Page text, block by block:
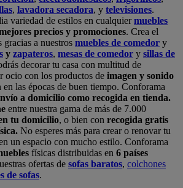
, lavadora secadora, y televisiones.
variedad de estilos en cualquiermuebles
precios y promociones. Crea el
gracias a nuestros muebles de comedor y
y zapateros, mesas de comedor y sillas de
decorar tu casa con multitud de
ocio con los productos de imagen y sonido
en las épocas de buen tiempo. Conforama
a domicilio como recogida en tienda.
entre nuestra gama de más de 7.000
tu domicilio, o bien con recogida gratis
No esperes más para crear o renovar tu
un espacio con mucho estilo. Conforama
físicas distribuidas en 6 países
ofertas de sofas baratos, colchones
de sofas.